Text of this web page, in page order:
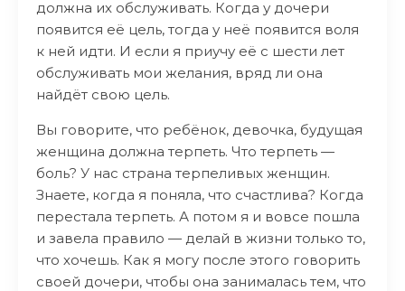
должна их обслуживать. Когда у дочери
появится её цель, тогда у неё появится воля
к ней идти. И если я приучу её с шести лет
обслуживать мои желания, вряд ли она
найдёт свою цель.
Вы говорите, что ребёнок, девочка, будущая
женщина должна терпеть. Что терпеть —
боль? У нас страна терпеливых женщин.
Знаете, когда я поняла, что счастлива? Когда
перестала терпеть. А потом я и вовсе пошла
и завела правило — делай в жизни только то,
что хочешь. Как я могу после этого говорить
своей дочери, чтобы она занималась тем, что